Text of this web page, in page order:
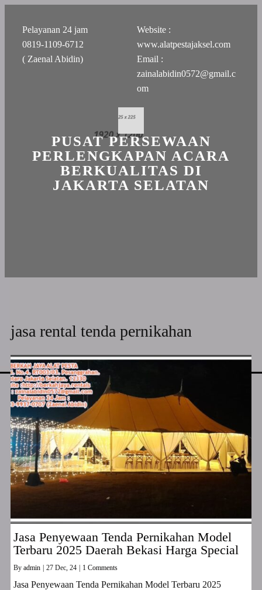
Pelayanan 24 jam
0819-1109-6712
( Zaenal Abidin)
Website :
www.alatpestajaksel.com
Email :
zainalabidin0572@gmail.c
om
PUSAT PERSEWAAN
PERLENGKAPAN ACARA
BERKUALITAS DI
JAKARTA SELATAN
jasa rental tenda pernikahan
Jasa Penyewaan Tenda Pernikahan Model
Terbaru 2025 Daerah Bekasi Harga Special
By admin 27 Dec, 24 1 Comments
Jasa Penyewaan Tenda Pernikahan Model Terbaru 2025